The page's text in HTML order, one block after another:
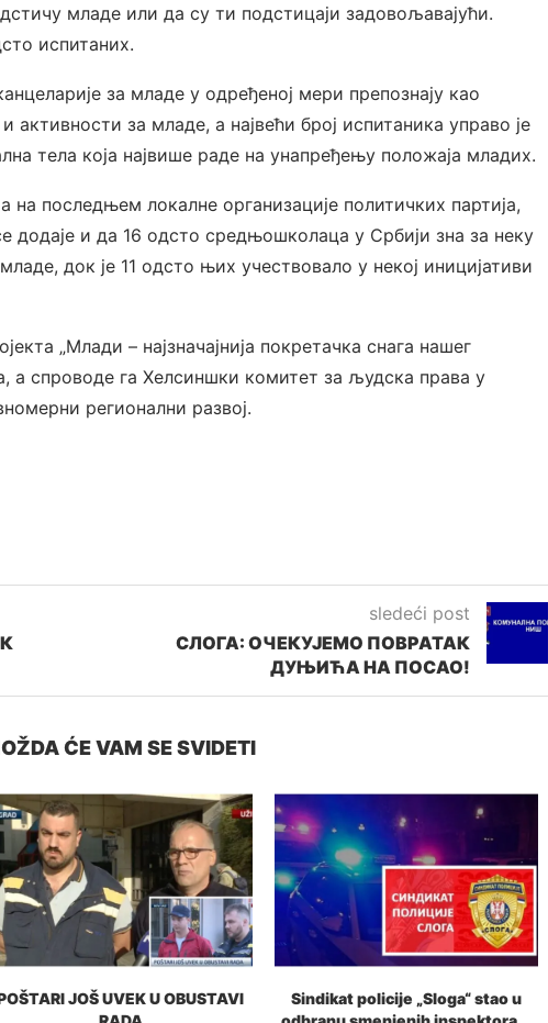
младе или да су ти подстицаји задовољавајући.
испитаних.
за младе у одређеној мери препознају као
за младе, а највећи број испитаника управо је
тела која највише раде на унапређењу положаја младих.
последњем локалне организације политичких партија,
и да 16 одсто средњошколаца у Србији зна за неку
док је 11 одсто њих учествовало у некој иницијативи
„Млади – најзначајнија покретачка снага нашег
а спроводе га Хелсиншки комитет за људска права у
регионални развој.
sledeći post
СЛОГА: ОЧЕКУЈЕМО ПОВРАТАК
ДУЊИЋА НА ПОСАО!
ĆE VAM SE SVIDETI
JOŠ UVEK U OBUSTAVI
Sindikat policije „Sloga“ stao u